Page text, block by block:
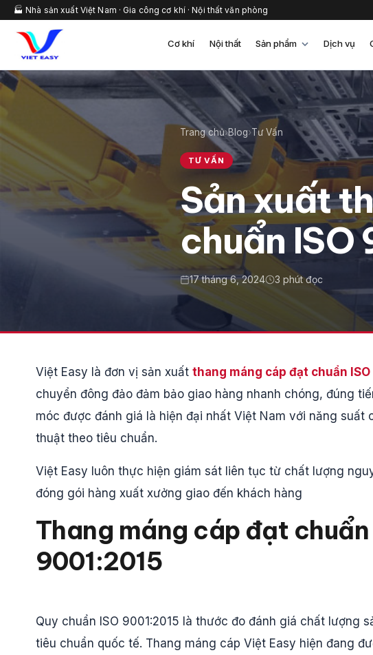
🏭 Nhà sản xuất Việt Nam · Gia công cơ khí · Nội thất văn phòng
Cơ khí Nội thất Sản phẩm Dịch vụ
Trang chủ›Blog›Tư Vấn
TƯ VẤN
Sản xuất
chuẩn ISO
17 tháng 6, 2024 3 phút đọc
Việt Easy là đơn vị sản xuất thang máng cáp đạt chuẩn
chuyển đông đảo đảm bảo giao hàng nhanh chóng, đúng
móc được đánh giá là hiện đại nhất Việt Nam với năng suất
thuật theo tiêu chuẩn.
Việt Easy luôn thực hiện giám sát liên tục từ chất lượng
đóng gói hàng xuất xưởng giao đến khách hàng
Thang máng cáp đạt chuẩn
9001:2015
Quy chuẩn ISO 9001:2015 là thước đo đánh giá chất lượng
tiêu chuẩn quốc tế. Thang máng cáp Việt Easy hiện đang